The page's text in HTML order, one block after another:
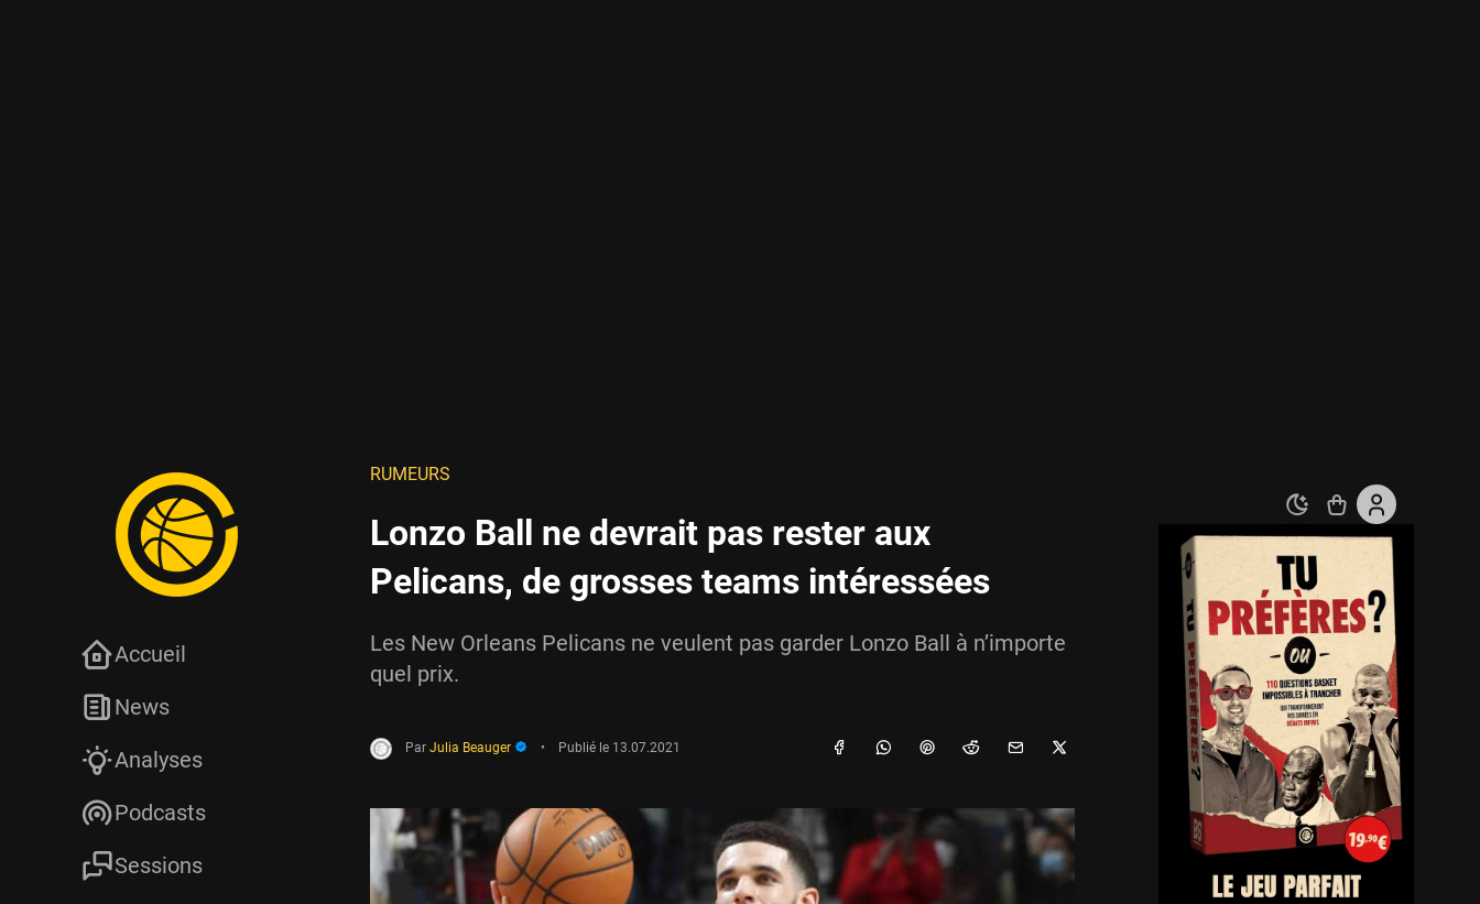
RUMEURS
Lonzo Ball ne devrait pas rester aux
Pelicans, de grosses teams intéressées
Les New Orleans Pelicans ne veulent pas garder Lonzo Ball à n’importe
quel prix.
Par Julia Beauger • Publié le 13.07.2021
Accueil
News
Analyses
Podcasts
Sessions